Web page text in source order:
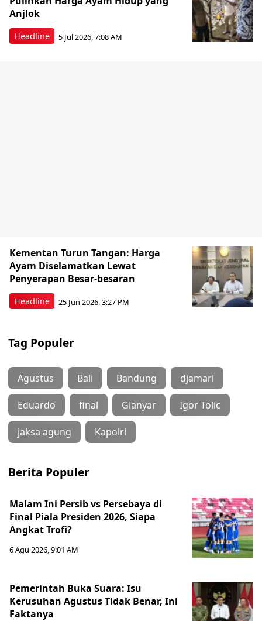
Headline
Anjlok
5 Jul 2026, 7:08 AM
Headline
Kementan Turun Tangan: Harga
Ayam Diselamatkan Lewat
Penyerapan Besar-besaran
25 Jun 2026, 3:27 PM
Tag Populer
Agustus Bali Bandung djamari
Eduardo final Gianyar Igor Tolic
jaksa agung Kapolri
Berita Populer
Malam Ini Persib vs Persebaya di
Final Piala Presiden 2026, Siapa
Angkat Trofi?
6 Agu 2026, 9:01 AM
Pemerintah Buka Suara: Isu
Kerusuhan Agustus Tidak Benar, Ini
Faktanya